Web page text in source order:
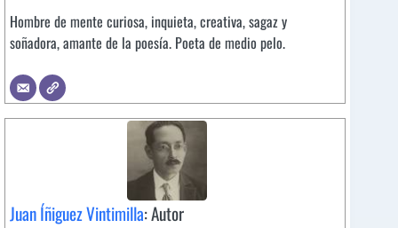
Hombre de mente curiosa, inquieta, creativa, sagaz y
soñadora, amante de la poesía. Poeta de medio pelo.
Juan Íñiguez Vintimilla: Autor